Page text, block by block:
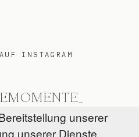
INSTAGRAM
unserer
unserer Dienste